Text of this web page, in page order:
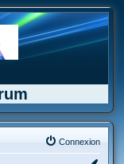
Connexion